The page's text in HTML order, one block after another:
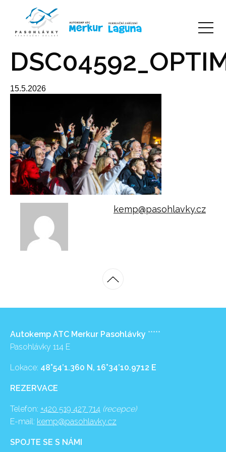
15.5.2026
kemp@pasohlavky.cz
Autokemp ATC Merkur Pasohlávky *****
Pasohlávky 114 E
Lokace: 48°54’1.360 N, 16°34’10.9712 E
REZERVACE
Telefon: +420 519 427 714 (recepce)
E-mail: kemp@pasohlavky.cz
SPOJTE SE S NÁMI